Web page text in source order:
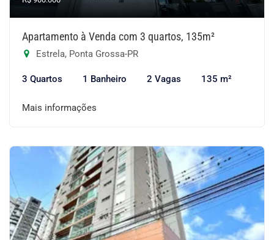
Apartamento à Venda com 3 quartos, 135m²
Estrela, Ponta Grossa-PR
3 Quartos 1 Banheiro 2 Vagas 135 m²
Mais informações